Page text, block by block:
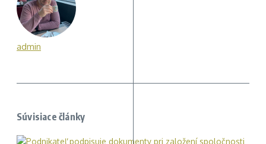
admin
Súvisiace články